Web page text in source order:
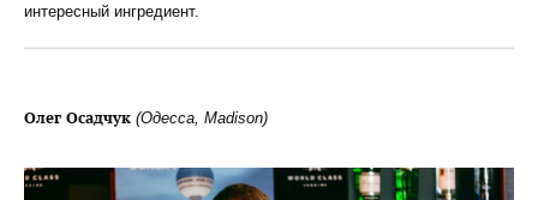
интересный ингредиент.
Олег Осадчук (Одесса, Madison)